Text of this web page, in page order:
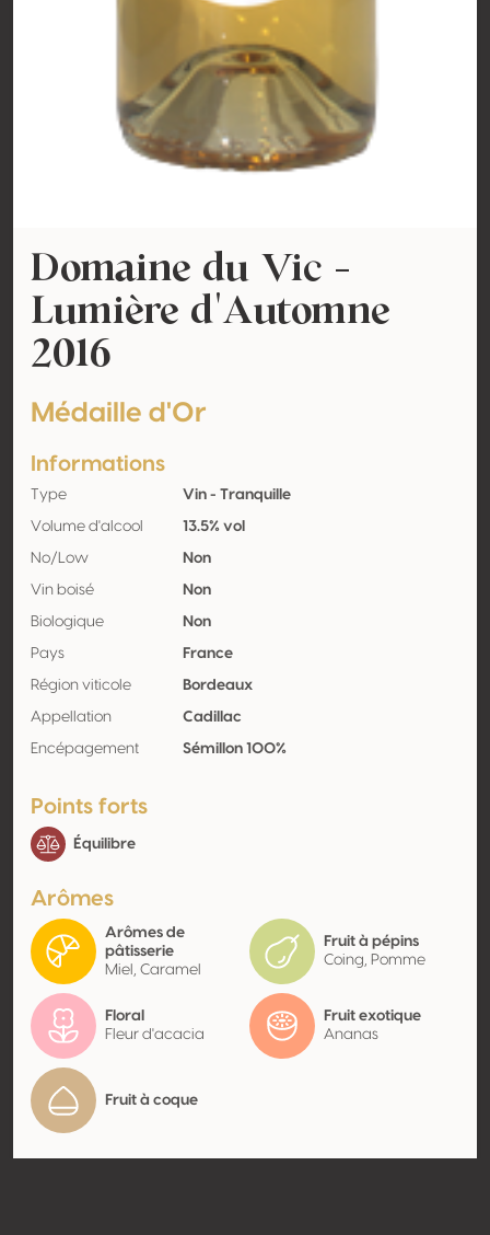
Domaine du Vic -
Lumière d'Automne
2016
Médaille d'Or
Informations
Type Vin - Tranquille
Volume d'alcool 13.5% vol
No/Low Non
Vin boisé Non
Biologique Non
Pays France
Région viticole Bordeaux
Appellation Cadillac
Encépagement Sémillon 100%
Points forts
Équilibre
Arômes
Arômes de
pâtisserie
Miel, Caramel
Fruit à pépins
Coing, Pomme
Floral
Fleur d'acacia
Fruit exotique
Ananas
Fruit à coque